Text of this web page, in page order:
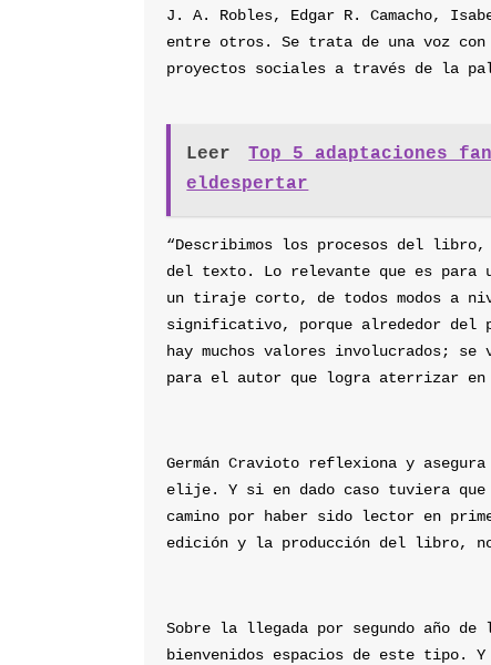
J. A. Robles, Edgar R. Camacho,
entre otros. Se trata de una voz
proyectos sociales a través de la
Leer
Top 5 adaptaciones
eldespertar
“Describimos los procesos del
del texto. Lo relevante que es para
un tiraje corto, de todos modos a
significativo, porque alrededor
hay muchos valores involucrados;
para el autor que logra aterrizar en
Germán Cravioto reflexiona y
elije. Y si en dado caso tuviera que
camino por haber sido lector en
edición y la producción del libro,
Sobre la llegada por segundo año de
bienvenidos espacios de este tipo.